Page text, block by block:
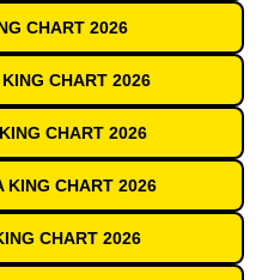
CHART 2026
CHART 2026
CHART 2026
KING CHART 2026
CHART 2026